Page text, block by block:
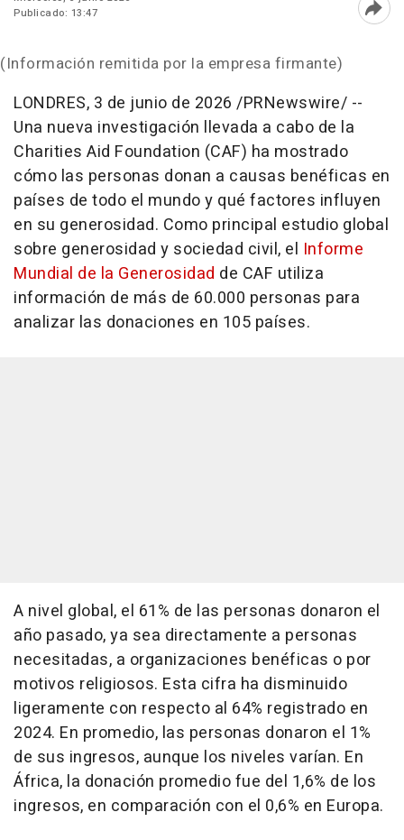
Publicado: 13:47
(Información remitida por la empresa firmante)
LONDRES, 3 de junio de 2026 /PRNewswire/ --
Una nueva investigación llevada a cabo de la
Charities Aid Foundation (CAF) ha mostrado
cómo las personas donan a causas benéficas en
países de todo el mundo y qué factores influyen
en su generosidad. Como principal estudio global
sobre generosidad y sociedad civil, el Informe
Mundial de la Generosidad de CAF utiliza
información de más de 60.000 personas para
analizar las donaciones en 105 países.
A nivel global, el 61% de las personas donaron el
año pasado, ya sea directamente a personas
necesitadas, a organizaciones benéficas o por
motivos religiosos. Esta cifra ha disminuido
ligeramente con respecto al 64% registrado en
2024. En promedio, las personas donaron el 1%
de sus ingresos, aunque los niveles varían. En
África, la donación promedio fue del 1,6% de los
ingresos, en comparación con el 0,6% en Europa.